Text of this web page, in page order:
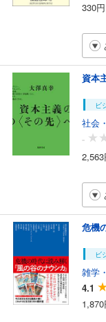
330
資本
ビ
社会
-
危機
ビ
雑学
4.1